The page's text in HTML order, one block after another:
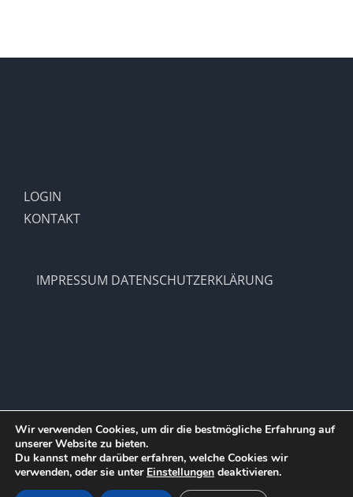
LOGIN
KONTAKT
IMPRESSUM DATENSCHUTZERKLÄRUNG
Copyright 2012 - 2021 |SV Hohenlimburg 1910 e.V.
Reserved | Powered byWordPress
Wir verwenden Cookies, um dir die bestmögliche Erfahrung auf
unserer Website zu bieten.
Du kannst mehr darüber erfahren, welche Cookies wir
verwenden, oder sie unter Einstellungen deaktivieren.